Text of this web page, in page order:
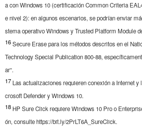
a con Windows 10 (certificación Common Criteria
e nivel 2): en algunos escenarios, se podrían enviar
stema operativo Windows y Trusted Platform Module
16Secure Erase para los métodos descritos en el
Technology Special Publication 800-88,
ar”.
17 Las actualizaciones requieren conexión a Internet
crosoft Defender y Windows 10.
18 HP Sure Click requiere Windows 10 Pro o
ón, consulte https://bit.ly/2PrLT6A_SureClick.